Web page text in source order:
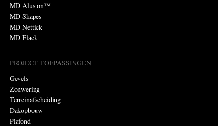
MD Alusion™
MD Shapes
MD Nettick
MD Flack
PROJECT TOEPASSINGEN
Gevels
Zonwering
Terreinafscheiding
Dakopbouw
Plafond